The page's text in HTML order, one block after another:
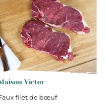
Victor
filet de bœuf